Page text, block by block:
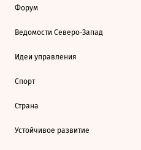
Форум
Ведомости Северо-Запад
Идеи управления
Спорт
Страна
Устойчивое развитие